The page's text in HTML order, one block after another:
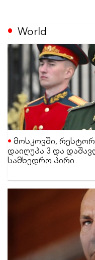
World
მოსკოვში,
დაიღუპა 3 და
სამხედრო პირი